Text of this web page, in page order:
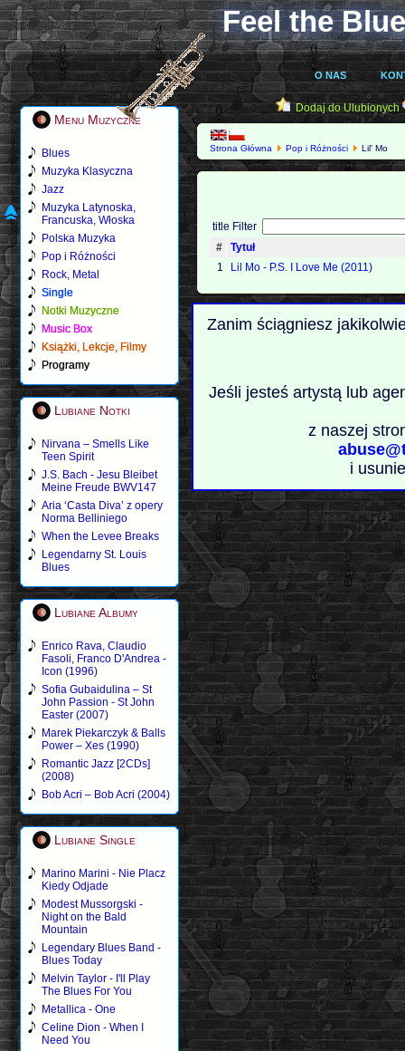
Feel the
O NAS
Menu Muzyczne
Blues
Muzyka Klasyczna
Jazz
Muzyka Latynoska,
Francuska, Włoska
Polska Muzyka
Pop i Różności
Rock, Metal
Single
Notki Muzyczne
Music Box
Książki, Lekcje, Filmy
Programy
Lubiane Notki
Nirvana – Smells Like
Teen Spirit
J.S. Bach - Jesu Bleibet
Meine Freude BWV147
Aria ‘Casta Diva’ z opery
Norma Belliniego
When the Levee Breaks
Legendarny St. Louis
Blues
Lubiane Albumy
Enrico Rava, Claudio
Fasoli, Franco D'Andrea -
Icon (1996)
Sofia Gubaidulina – St
John Passion - St John
Easter (2007)
Marek Piekarczyk & Balls
Power – Xes (1990)
Romantic Jazz [2CDs]
(2008)
Bob Acri – Bob Acri (2004)
Lubiane Single
Marino Marini - Nie Placz
Kiedy Odjade
Modest Mussorgski -
Night on the Bald
Mountain
Legendary Blues Band -
Blues Today
Melvin Taylor - I'll Play
The Blues For You
Metallica - One
Celine Dion - When I
Need You
Dodaj do Ulubionych
Strona Główna Pop i Różności Lil' Mo
title Filter
#
Tytuł
1
Lil Mo - P.S. I Love Me (2011)
Zanim ściągniesz
Jeśli jesteś artystą lub
z naszej
i